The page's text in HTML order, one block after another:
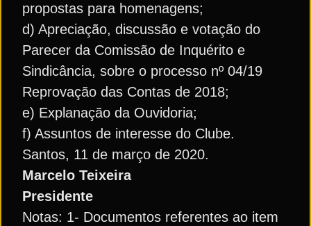
propostas para homenagens;
d) Apreciação, discussão e votação do
Parecer da Comissão de Inquérito e
Sindicância, sobre o processo nº 04/19
Reprovação das Contas de 2018;
e) Explanação da Ouvidoria;
f) Assuntos de interesse do Clube.
Santos, 11 de março de 2020.
Marcelo Teixeira
Presidente
Notas: 1- Documentos referentes ao item